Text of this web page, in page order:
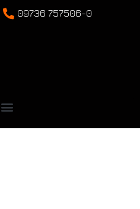
09736 757506-0